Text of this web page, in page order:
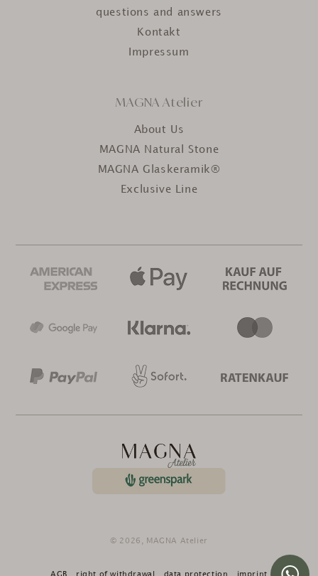
questions and answers
Kontakt
Impressum
MAGNA Atelier
About Us
MAGNA Natural Stone
MAGNA Glaskeramik®
Exclusive Line
© 2026, MAGNA Atelier
AGB right of withdrawal data protection imprint